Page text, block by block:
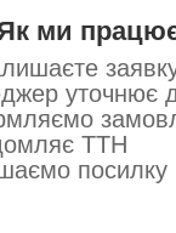
ми
уточнює
ТТН
посилку